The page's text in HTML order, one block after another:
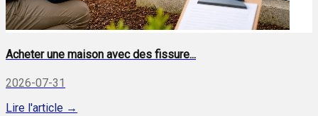
Acheter une maison avec des fissure...
2026-07-31
Lire l'article →